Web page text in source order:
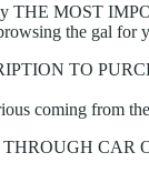
THE MOST
the gal for
TO
coming from
CAR